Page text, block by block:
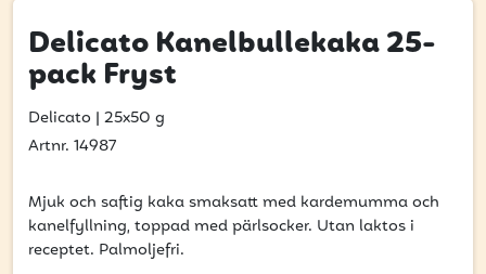
Vill du få erbjudanden och vara den första att
få uppdateringar kring kampanjer?
Ange din e-postadress nedan för att ta del av våra nyheter
E-postadress
Delicato Kanelbullekaka 25-
pack Fryst
Delicato | 25x50 g
Artnr. 14987
Mjuk och saftig kaka smaksatt med kardemumma och
kanelfyllning, toppad med pärlsocker. Utan laktos i
receptet. Palmoljefri.